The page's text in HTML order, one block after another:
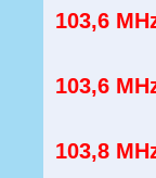
103,6
103,6
103,8